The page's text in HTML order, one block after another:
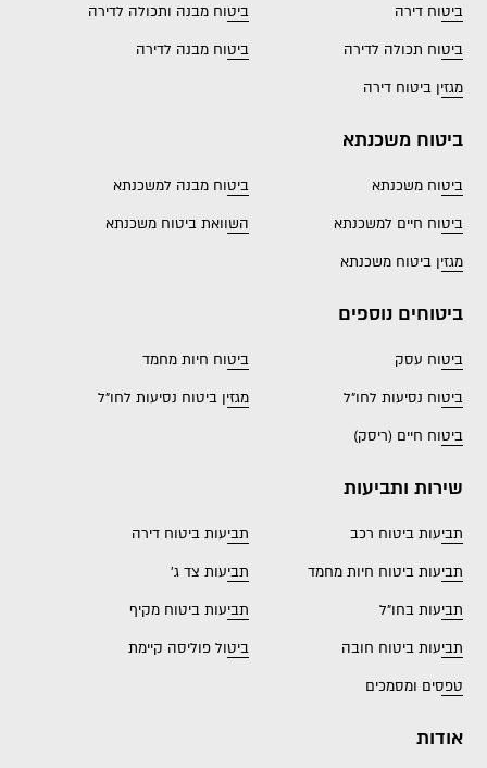
ביטוח דירה
ביטוח מבנה ותכולה לדירה
ביטוח תכולה לדירה
ביטוח מבנה לדירה
מגזין ביטוח דירה
ביטוח משכנתא
ביטוח משכנתא
ביטוח מבנה למשכנתא
ביטוח חיים למשכנתא
השוואת ביטוח משכנתא
מגזין ביטוח משכנתא
ביטוחים נוספים
ביטוח עסק
ביטוח חיות מחמד
ביטוח נסיעות לחו"ל
מגזין ביטוח נסיעות לחו"ל
ביטוח חיים (ריסק)
שירות ותביעות
תביעות ביטוח רכב
תביעות ביטוח דירה
תביעות ביטוח חיות מחמד
תביעות צד ג'
תביעות בחו"ל
תביעות ביטוח מקיף
תביעות ביטוח חובה
ביטול פוליסה קיימת
טפסים ומסמכים
אודות